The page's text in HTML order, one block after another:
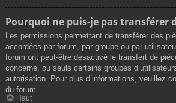
Pourquoi ne puis-je pas transférer
Les permissions permettant de transférer des
accordées par forum, par groupe ou par
forum ont peut-être désactivé le transfert de
concerné, ou seuls certains groupes
autorisation. Pour plus d’informations, veuillez
du forum.
Haut